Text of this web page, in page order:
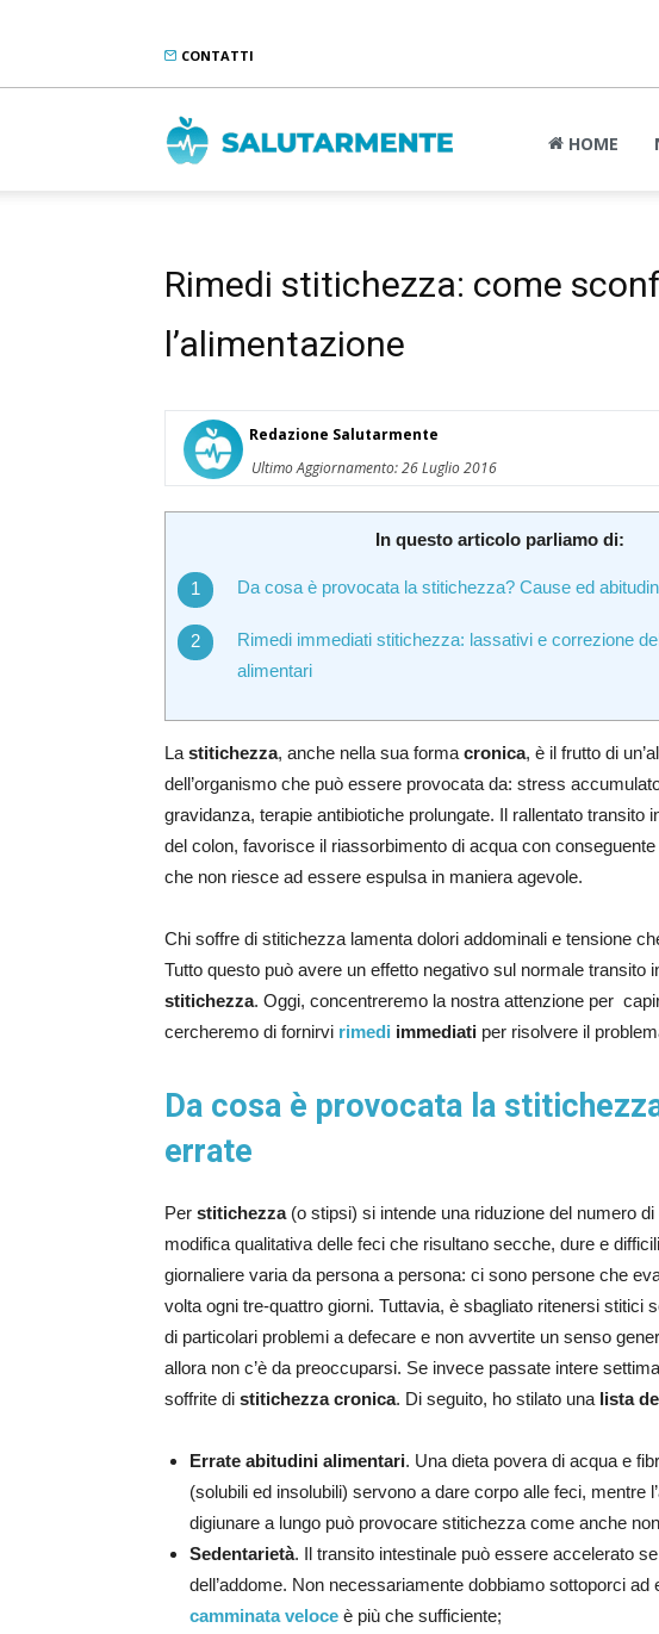
CONTATTI
Salutarmente HOME
Rimedi stitichezza: come
l’alimentazione
Redazione Salutarmente
Ultimo Aggiornamento: 26 Luglio 2016
In questo articolo parliamo di:
Da cosa è provocata la stitichezza? Cause ed
Rimedi immediati stitichezza: lassativi e correzione
alimentari
La stitichezza, anche nella sua forma cronica, è il frutto di
dell’organismo che può essere provocata da: stress
gravidanza, terapie antibiotiche prolungate. Il rallentato transito
del colon, favorisce il riassorbimento di acqua con
che non riesce ad essere espulsa in maniera agevole.
Chi soffre di stitichezza lamenta dolori addominali e tensione
Tutto questo può avere un effetto negativo sul normale transito
stitichezza. Oggi, concentreremo la nostra attenzione per
cercheremo di fornirvi rimedi immediati per risolvere il
Da cosa è provocata la
errate
Per stitichezza(o stipsi) si intende una riduzione del numero
modifica qualitativa delle feci che risultano secche, dure e
giornaliere varia da persona a persona: ci sono persone che
volta ogni tre-quattro giorni. Tuttavia, è sbagliato ritenersi stitici
di particolari problemi a defecare e non avvertite un senso
allora non c’è da preoccuparsi. Se invece passate intere
soffrite di stitichezza cronica. Di seguito, ho stilato una lista
Errate abitudini alimentari. Una dieta povera di acqua e
(solubili ed insolubili) servono a dare corpo alle feci, mentre
digiunare a lungo può provocare stitichezza come anche
Sedentarietà. Il transito intestinale può essere accelerato
dell’addome. Non necessariamente dobbiamo sottoporci
camminata veloce è più che sufficiente;